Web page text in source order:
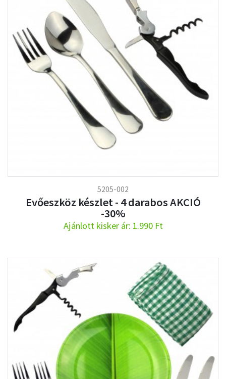
5205-002
Evőeszköz készlet - 4 darabos AKCIÓ
-30%
Ajánlott kisker ár: 1.990 Ft